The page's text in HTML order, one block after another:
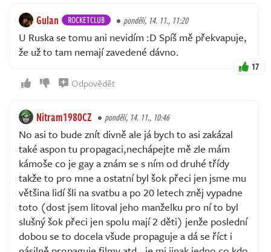
Gulan ROCKETCLUB pondělí, 14. 11., 11:20
U Ruska se tomu ani nevidím :D Spíš mě překvapuje,
že už to tam nemají zavedené dávno.
17
Odpovědět
Nitram1980CZ pondělí, 14. 11., 10:46
No asi to bude znít divně ale já bych to asi zakázal
také aspon tu propagaci,nechápejte mě zle mám
kámoše co je gay a znám se s ním od druhé třídy
takže to pro mne a ostatní byl šok přeci jen jsme mu
většina lidí šli na svatbu a po 20 letech zněj vypadne
toto (dost jsem litoval jeho manželku pro ní to byl
slušný šok přeci jen spolu mají 2 děti) jenže poslední
dobou se to docela všude propaguje a dá se říct i